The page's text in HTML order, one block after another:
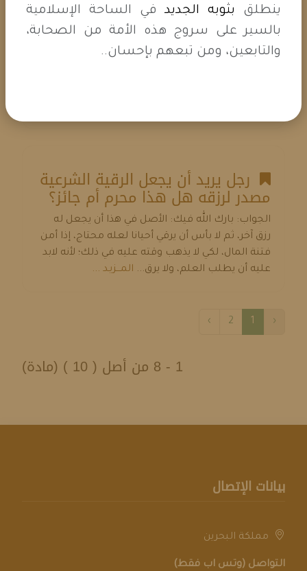
ما حكم الشرع فى قرض لشراء
وحدة سكنية؟
رجل يريد أن يجعل الرقية الشرعية
مصدر لرزقه هل هذا محرم أم جائز؟
الجواب: بارك الله فيك: الأصل في هذا أن يجعل له
رزق آخر، ثم لا بأس أن يرقي أحيانا لعله محتاج، إذا أمن
فتنة المال، لكي لا يذهب وقته عليه في ذلك؛ لأنه لابد
عليه أن يطلب العلم، ولا يرق... المـــزيـد ...
‹
1
2
›
1 - 8 من أصل ( 10 ) (مادة)
ينطلق
بثوبه الجديد في الساحة الإسلامية
بالسير على سروج هذه الأمة من الصحابة،
والتابعين، ومن تبعهم بإحسان..
بيانات الإتصال
مملكة البحرين
التواصل (وتس اب فقط)